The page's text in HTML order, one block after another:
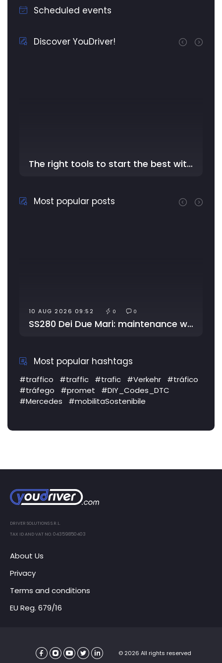
Scheduled events
Discover YouDriver!
The right tools to start the best with YouDriver - In the …
Most popular posts
0 0
SS280 Dei Due Mari: maintenance works SS1 Via Aurelia:
Most popular hashtags
#traffico #traffic #trafic #Verkehr
#tráfico
#tráfego
#promet
#DIY_Codes_DTC
#Mercedes
#mobilitaSostenibile
DRIVER SOLUTIONS S.R.L.
TAX ID AND VAT NO. 04359850403
About Us
Privacy
Terms and conditions
EU Reg. 679/16
© 2026 All rights reserved